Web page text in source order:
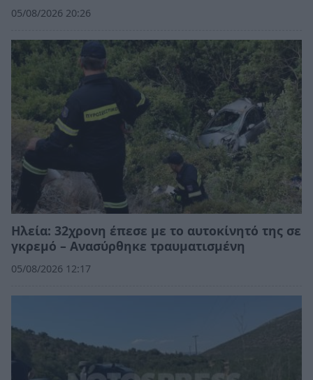
05/08/2026 20:26
Ηλεία: 32χρονη έπεσε με το αυτοκίνητό της σε
γκρεμό – Ανασύρθηκε τραυματισμένη
05/08/2026 12:17